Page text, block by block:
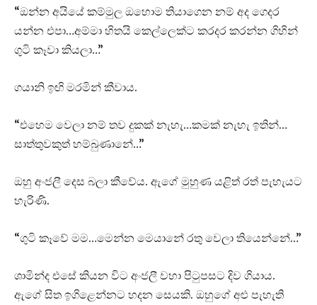
“ඔන්න අයියේ කම්මුල ඔහොම තියාගෙන නම් අද ගෙදර
යන්න එපා…අම්මා හිතයි කෙල්ලෙක්ට කරදර කරන්න ගිහින්
ගුටි කෑවා කියලා…”
ගයානි ඉඟි මරමින් කීවාය.
“එහෙම වෙලා නම් තව දුකක් නැහැ…කමක් නැහැ ඉතින්…
සාත්තුවකුත් හම්බුණානේ…”
ඔහු අංජලී දෙස බලා කීවේය. ඇගේ මුහුණ යළිත් රත් පැහැයට
හැරිණි.
“ගුටි කෑවේ මම…මෙන්න මෙයානේ රතු වෙලා තියෙන්නේ…”
ශාමින්ද එසේ කියන විට අංජලී වහා පිටුපසට දිව ගියාය.
ඇගේ සිත ඉගිළෙන්නට හදන සෙයකි. ඔහුගේ අළු පැහැති